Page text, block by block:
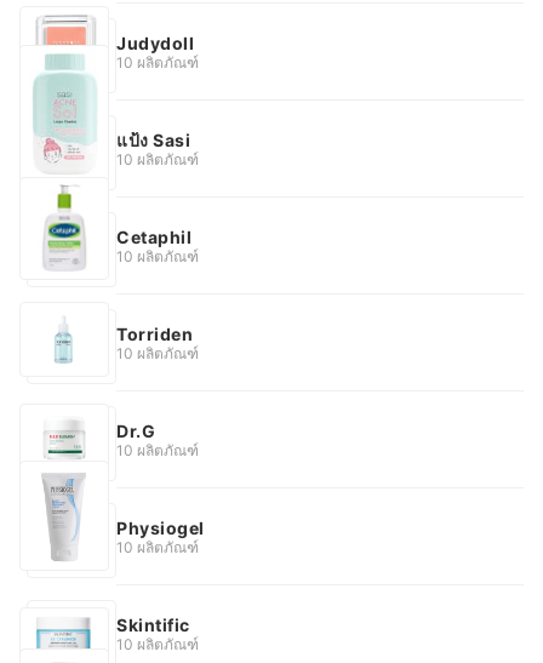
Judydoll
10 ผลิตภัณฑ์
แป้ง Sasi
10 ผลิตภัณฑ์
Cetaphil
10 ผลิตภัณฑ์
Torriden
10 ผลิตภัณฑ์
Dr.G
10 ผลิตภัณฑ์
Physiogel
10 ผลิตภัณฑ์
Skintific
10 ผลิตภัณฑ์